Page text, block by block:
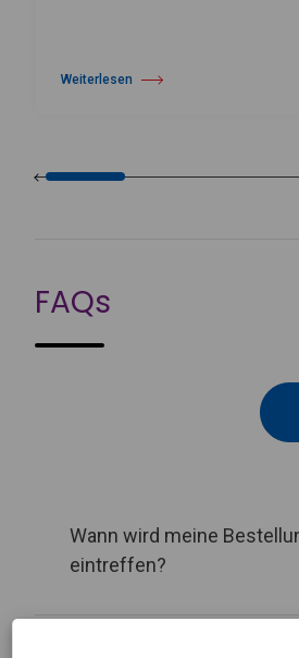
Weiterlesen
über Harlequin Hi-Shine™
FAQs
Wann wird meine
eintreffen?